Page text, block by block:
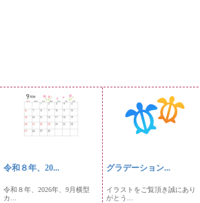
令和８年、20...
令和８年、2026年、9月横型
カ...
グラデーション...
イラストをご覧頂き誠にあり
がとう...